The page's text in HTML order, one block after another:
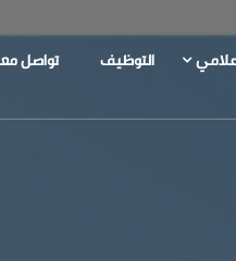
التوظيف تواصل